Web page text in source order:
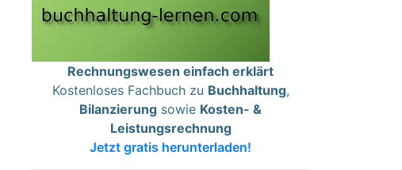
Rechnungswesen einfach erklärt
Kostenloses Fachbuch zu Buchhaltung,
Bilanzierung sowie Kosten- &
Leistungsrechnung
Jetzt gratis herunterladen!